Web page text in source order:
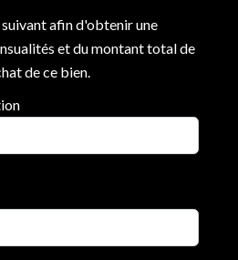
afin d'obtenir une
et du montant total de
de ce bien.